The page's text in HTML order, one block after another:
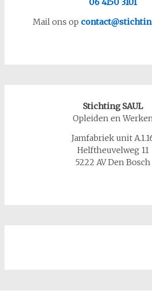
06 4150 3101
Mail ons op
Stichting SAUL
Opleiden en
Jamfabriek unit
Helftheuvelweg 11
5222 AV Den Bosch